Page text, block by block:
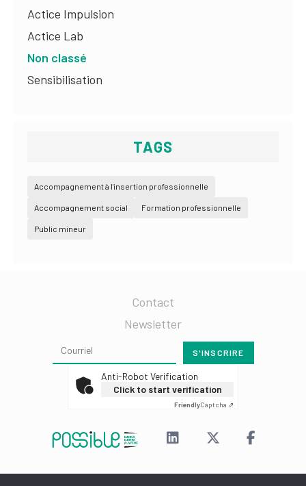
Actice Impulsion
Actice Lab
Non classé
Sensibilisation
TAGS
Accompagnement à l'insertion professionnelle
Accompagnement social Formation professionnelle
Public mineur
Contact
Newsletter
Anti-Robot Verification
Click to start verification
FriendlyCaptcha ⇗